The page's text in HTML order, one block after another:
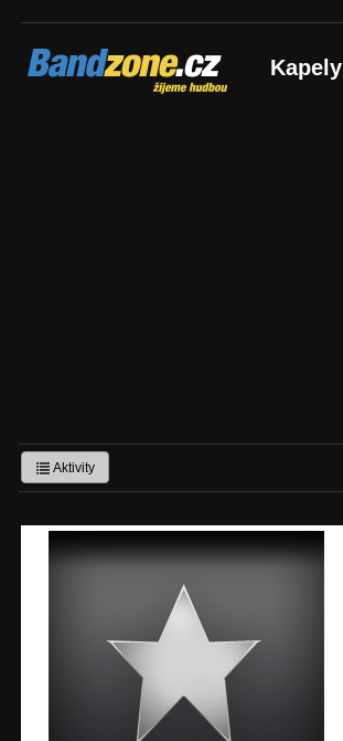
Bandzone.cz
žijeme hudbou Kapely
Aktivity